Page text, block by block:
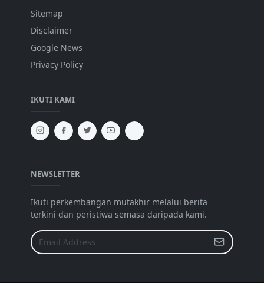
Sitemap
Disclaimer
Google News
Privacy Policy
IKUTI KAMI
NEWSLETTER
Ikuti perkembangan mutakhir melalui berita
terkini dan peristiwa semasa daripada kami.